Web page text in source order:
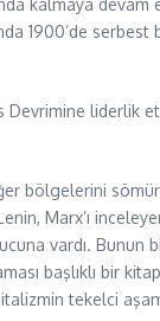
kalmaya
1900’de serbest
Devrimine liderlik
bölgelerini
Marx’ı
vardı. Bunun
başlıklı bir
tekelci